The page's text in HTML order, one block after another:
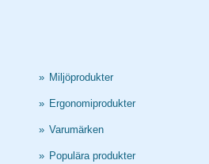
» Miljöprodukter
» Ergonomiprodukter
» Varumärken
» Populära produkter